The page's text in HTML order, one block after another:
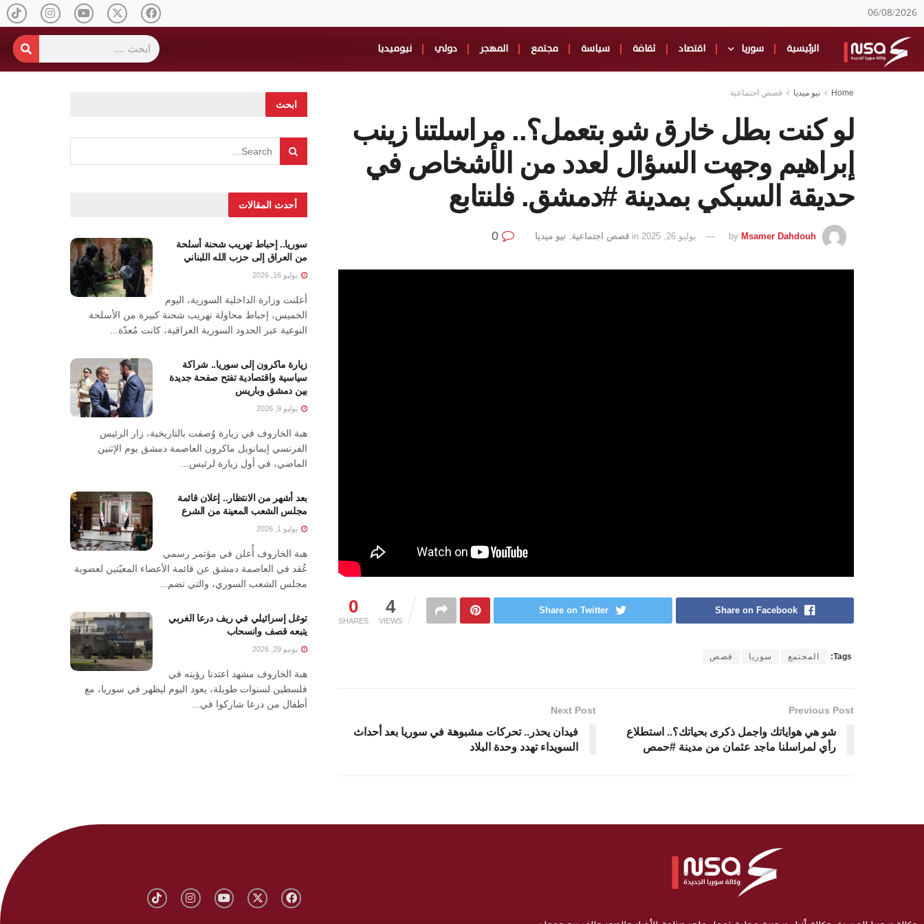
06/08/2026
الرئيسية سوريا اقتصاد ثقافة سياسة مجتمع المهجر دولي نيوميديا
Home نيو ميديا قصص اجتماعية
لو كنت بطل خارق شو بتعمل؟.. مراسلتنا زينب
إبراهيم وجهت السؤال لعدد من الأشخاص في
حديقة السبكي بمدينة #دمشق. فلنتابع
by Msamer Dahdouh يوليو 26, 2025 in قصص اجتماعية نيو ميديا
0
SHARES
4
VIEWS
Share on Facebook
Share on Twitter
Tags: المجتمع سوريا قصص
Previous Post
شو هي هواياتك واجمل ذكرى بحياتك؟.. استطلاع
رأي لمراسلنا ماجد عثمان من مدينة #حمص
Next Post
فيدان يحذر.. تحركات مشبوهة في سوريا بعد أحداث
السويداء تهدد وحدة البلاد
ابحث
أحدث المقالات
سوريا.. إحباط تهريب شحنة أسلحة
من العراق إلى حزب الله اللبناني
يوليو 16, 2026
أعلنت وزارة الداخلية السورية، اليوم
الخميس، إحباط محاولة تهريب شحنة كبيرة من الأسلحة
النوعية عبر الحدود السورية العراقية، كانت مُعدّة...
زيارة ماكرون إلى سوريا.. شراكة
سياسية واقتصادية تفتح صفحة جديدة
بين دمشق وباريس
يوليو 9, 2026
هبة الخاروف في زيارة وُصفت بالتاريخية، زار الرئيس
الفرنسي إيمانويل ماكرون العاصمة دمشق يوم الإثنين
الماضي، في أول زيارة لرئيس...
بعد أشهر من الانتظار.. إعلان قائمة
مجلس الشعب المعينة من الشرع
يوليو 1, 2026
هبة الخاروف أُعلن في مؤتمر رسمي
عُقد في العاصمة دمشق عن قائمة الأعضاء المعيّنين لعضوية
مجلس الشعب السوري، والتي تضم...
توغل إسرائيلي في ريف درعا الغربي
يتبعه قصف وانسحاب
يونيو 29, 2026
هبة الخاروف مشهد اعتدنا رؤيته في
فلسطين لسنوات طويلة، يعود اليوم ليظهر في سوريا، مع
أطفال من درعا شاركوا في...